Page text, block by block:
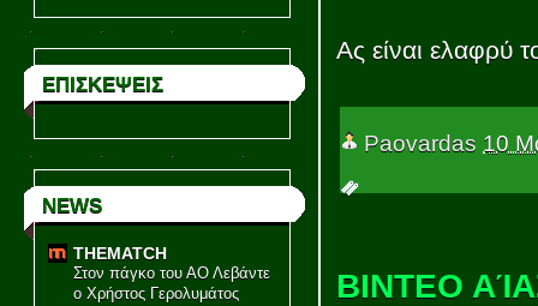
ΕΠΙΣΚΕΨΕΙΣ
NEWS
THEMATCH
Στον πάγκο του ΑΟ Λεβάντε
ο Χρήστος Γερολυμάτος
Ας είναι ελαφρύ
Paovardas 10
ΒΙΝΤΕΟ